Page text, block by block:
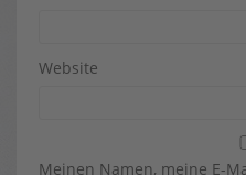
Website
Meinen Namen, meine E-